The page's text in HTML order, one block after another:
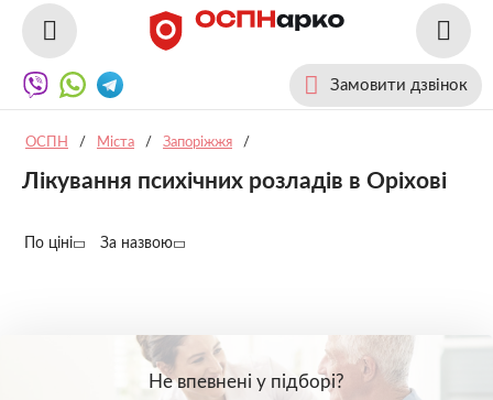
Замовити дзвінок
ОСПН / Міста / Запоріжжя /
Лікування психічних розладів в Оріхові
По ціні За назвою
Не впевнені у підборі?